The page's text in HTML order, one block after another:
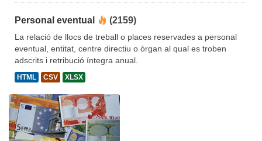
Personal eventual (2159)
La relació de llocs de treball o places reservades a personal
eventual, entitat, centre directiu o òrgan al qual es troben
adscrits i retribució íntegra anual.
HTML CSV XLSX